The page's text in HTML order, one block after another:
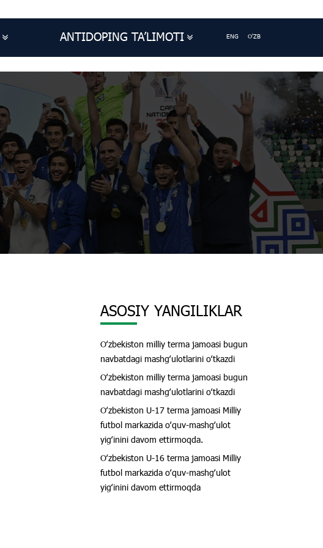
ANTIDOPING TA’LIMOTI ENG O'ZB
ASOSIY YANGILIKLAR
Oʻzbekiston milliy terma jamoasi bugun
navbatdagi mashgʻulotlarini oʻtkazdi
Oʻzbekiston milliy terma jamoasi bugun
navbatdagi mashgʻulotlarini oʻtkazdi
Oʻzbekiston U-17 terma jamoasi Milliy
futbol markazida oʻquv-mashgʻulot
yigʻinini davom ettirmoqda.
Oʻzbekiston U-16 terma jamoasi Milliy
futbol markazida oʻquv-mashgʻulot
yigʻinini davom ettirmoqda